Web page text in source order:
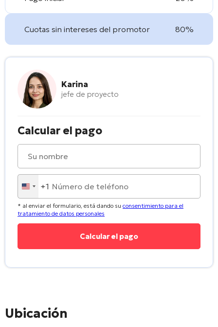
Cuotas sin intereses del promotor 80%
Karina
jefe de proyecto
Calcular el pago
United
States
+1
+1
* al enviar el formulario, está dando su consentimiento para el
tratamiento de datos personales
Ubicación